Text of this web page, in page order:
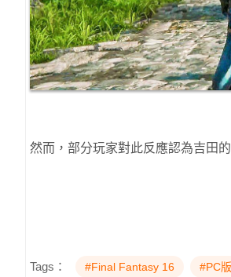
然而，部分玩家對此反應認為吉田
Tags： #Final Fantasy 16 #PC版